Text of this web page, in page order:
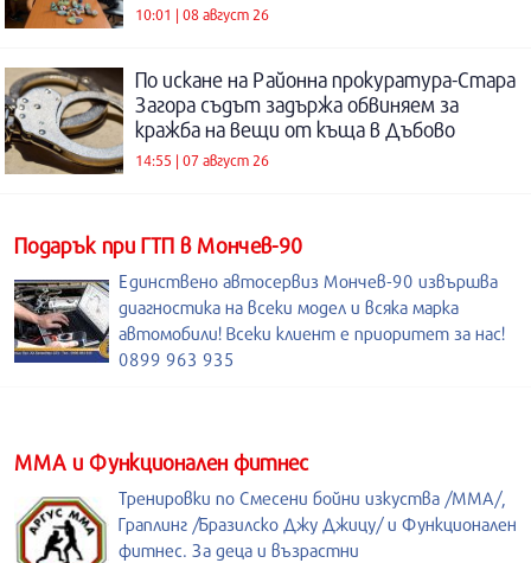
10:01 | 08 август 26
По искане на Районна прокуратура-Стара
Загора съдът задържа обвиняем за
кражба на вещи от къща в Дъбово
14:55 | 07 август 26
Подарък при ГТП в Мончев-90
Единствено автосервиз Мончев-90 извършва
диагностика на всеки модел и всяка марка
автомобили! Всеки клиент е приоритет за нас!
0899 963 935
ММА и Функционален фитнес
Тренировки по Смесени бойни изкуства /MMA/,
Граплинг /Бразилско Джу Джицу/ и Функционален
фитнес. За деца и възрастни